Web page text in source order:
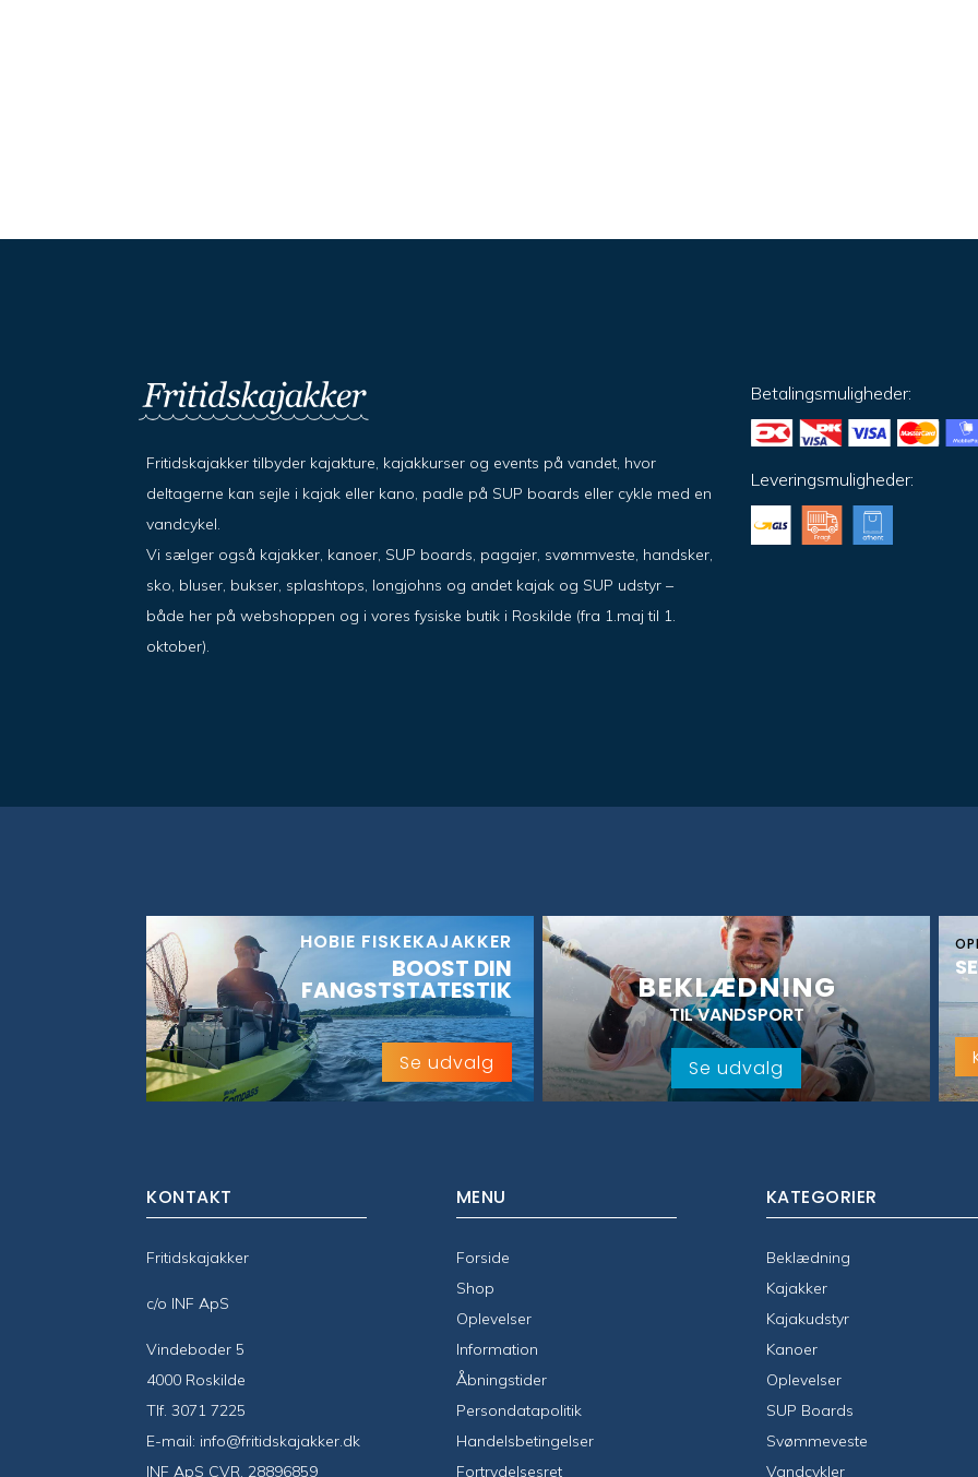
Fritidskajakker tilbyder kajakture, kajakkurser og events på vandet, hvor
deltagerne kan sejle i kajak eller kano, padle på SUP boards eller cykle med en
vandcykel.
Vi sælger også kajakker, kanoer, SUP boards, pagajer, svømmveste, handsker,
sko, bluser, bukser, splashtops, longjohns og andet kajak og SUP udstyr –
både her på webshoppen og i vores fysiske butik i Roskilde (fra 1.maj til 1.
oktober).
Betalingsmuligheder:
Leveringsmuligheder:
HOBIE FISKEKAJAKKER
BOOST DIN
FANGSTSTATESTIK
Se udvalg
BEKLÆDNING
TIL VANDSPORT
Se udvalg
KONTAKT
Fritidskajakker
c/o INF ApS
Vindeboder 5
4000 Roskilde
Tlf.3071 7225
E-mail: info@fritidskajakker.dk
INF ApS CVR. 28896859
MENU
Forside
Shop
Oplevelser
Information
Åbningstider
Persondatapolitik
Handelsbetingelser
Fortrydelsesret
KATEGORIER
Beklædning
Kajakker
Kajakudstyr
Kanoer
Oplevelser
SUP Boards
Svømmeveste
Vandcykler